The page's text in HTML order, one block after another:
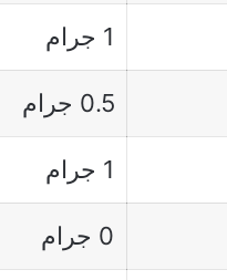
1 جرام
0.5 جرام
1 جرام
0 جرام